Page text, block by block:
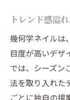
トレンド感溢
幾何学ネイルは
目度が高いデザ
では、シーズン
法を取り入れた
ごとに独自の提